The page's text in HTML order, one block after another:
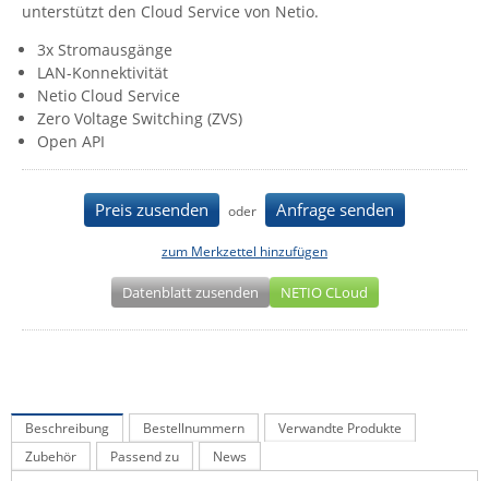
Icron
IEC Lock
Ihse
Kerlink
Kramer Electronics
KVM TEC
Legrand
Moxa
PatchSee
Power Kingdom
unterstützt den Cloud Service von Netio.
3x Stromausgänge
LAN-Konnektivität
Netio Cloud Service
Zero Voltage Switching (ZVS)
Open API
Preis zusenden oder Anfrage senden
zum Merkzettel hinzufügen
Datenblatt zusenden NETIO CLoud
Beschreibung Bestellnummern
Verwandte Produkte
Zubehör
Passend zu News